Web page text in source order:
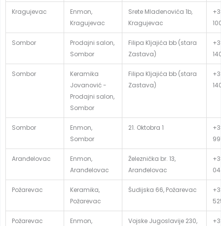
Kragujevac
Enmon,
Kragujevac
Srete Mladenovića 1b,
Kragujevac
Sombor
Prodajni salon,
Sombor
Filipa Kljajića bb (stara
Zastava)
Sombor
Keramika
Jovanović -
Prodajni salon,
Sombor
Filipa Kljajića bb (stara
Zastava)
Sombor
Enmon,
Sombor
21. Oktobra 1
Aranđelovac
Enmon,
Aranđelovac
Železnička br. 13,
Aranđelovac
Požarevac
Keramika,
Požarevac
Šudijska 66, Požarevac
Požarevac
Enmon,
Vojske Jugoslavije 230,